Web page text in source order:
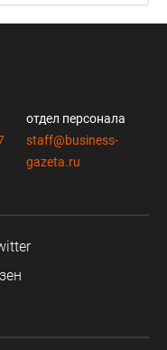
отдел персонала
staff@business-
gazeta.ru